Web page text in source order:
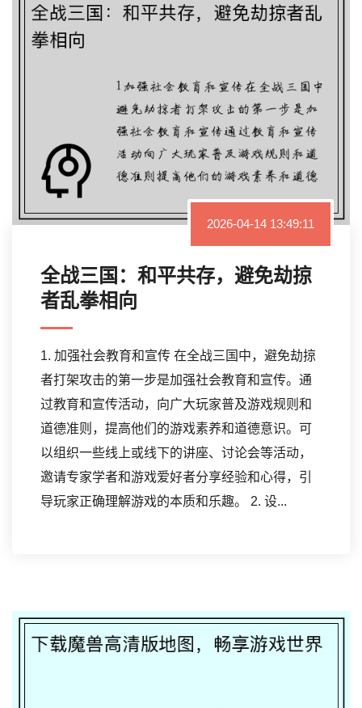
2026-04-14 13:49:11
全战三国：和平共存，避免劫掠
者乱拳相向
1. 加强社会教育和宣传 在全战三国中，避免劫掠
者打架攻击的第一步是加强社会教育和宣传。通
过教育和宣传活动，向广大玩家普及游戏规则和
道德准则，提高他们的游戏素养和道德意识。可
以组织一些线上或线下的讲座、讨论会等活动，
邀请专家学者和游戏爱好者分享经验和心得，引
导玩家正确理解游戏的本质和乐趣。 2. 设...